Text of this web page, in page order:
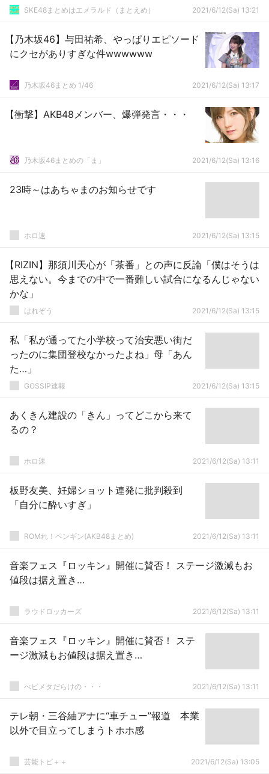
SKE48まとめはエメラルド（まとえめ） 2021/6/12(Sa) 13:21
【乃木坂46】与田祐希、やっぱりエピソード
にクセがありすぎな件wwwwww
乃木坂46まとめ 1/46 2021/6/12(Sa) 13:17
【衝撃】AKB48メンバー、爆弾発言・・・
乃木坂46まとめの「ま」 2021/6/12(Sa) 13:16
23時～はあちゃまのお知らせです
ホロ速 2021/6/12(Sa) 13:15
【RIZIN】那須川天心が「茶番」との声に反論「僕はそうは
思えない。今までの中で一番難しい試合になるんじゃない
かな」
はれぞう 2021/6/12(Sa) 13:15
私「私が通ってた小学校って治安悪い街だ
ったのに集団登校なかったよね」母「あん
た…」
GOSSIP速報 2021/6/12(Sa) 13:15
あくきん建設の「きん」ってどこから来て
るの？
ホロ速 2021/6/12(Sa) 13:11
板野友美、妊婦ショット連発に批判殺到
「自分に酔いすぎ」
ROMれ！ペンギン(AKB48まとめ) 2021/6/12(Sa) 13:11
音楽フェス『ロッキン』開催に賛否！ ステージ激減もお
値段は据え置き…
ラウドロッカーズ 2021/6/12(Sa) 13:11
音楽フェス『ロッキン』開催に賛否！ ステ
ージ激減もお値段は据え置き…
べビメタだらけの・・・ 2021/6/12(Sa) 13:11
テレ朝・三谷紬アナに“車チュー”報道 本業
以外で目立ってしまうトホホ感
芸能トピ＋＋ 2021/6/12(Sa) 13:05